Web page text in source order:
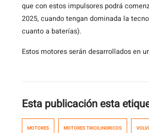
que con estos impulsores podrá
2025, cuando tengan dominada la
cuanto a baterías).
Estos motores serán desarrollados en
Esta publicación esta
MOTORES MOTORES TRICILINDRICOS